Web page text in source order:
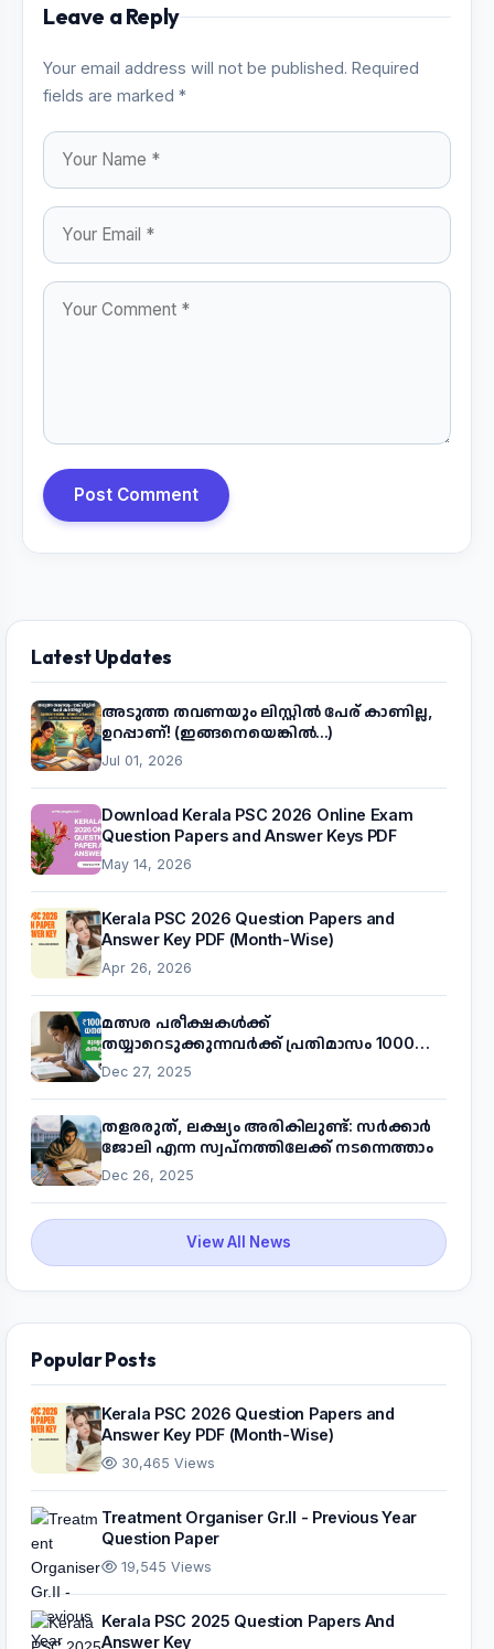
Leave a Reply
Your email address will not be published. Required
fields are marked *
Post Comment
Latest Updates
അടുത്ത തവണയും ലിസ്റ്റിൽ പേര് കാണില്ല,
ഉറപ്പാണ്! (ഇങ്ങനെയെങ്കിൽ...)
Jul 01, 2026
Download Kerala PSC 2026 Online Exam
Question Papers and Answer Keys PDF
May 14, 2026
Kerala PSC 2026 Question Papers and
Answer Key PDF (Month-Wise)
Apr 26, 2026
മത്സര പരീക്ഷകൾക്ക്
തയ്യാറെടുക്കുന്നവർക്ക് പ്രതിമാസം 1000
രൂപ! മുഖ്യമന്ത്രിയുടെ 'കണക്ട് ടു വർക്ക്'
പദ്ധതിയെക്കുറിച്ച് അറിയാം
Dec 27, 2025
തളരരുത്, ലക്ഷ്യം അരികിലുണ്ട്: സർക്കാർ
ജോലി എന്ന സ്വപ്നത്തിലേക്ക് നടന്നെത്താം
Dec 26, 2025
View All News
Popular Posts
Kerala PSC 2026 Question Papers and
Answer Key PDF (Month-Wise)
30,465 Views
Treatment Organiser Gr.II - Previous Year
Question Paper
19,545 Views
Kerala PSC 2025 Question Papers And
Answer Key